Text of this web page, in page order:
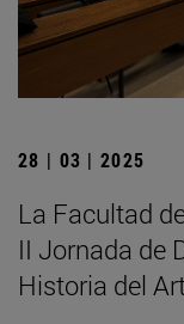
28 | 03 | 2025
La Facultad
II Jornada de
Historia del